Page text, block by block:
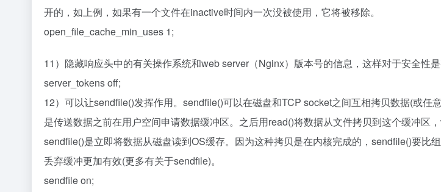
开的，如上例，如果有一个文件在inactive时间内一次没被使用，它将被移除。
open_file_cache_min_uses 1;
11）隐藏响应头中的有关操作系统和web server（Nginx）版本号的信息，这样对于安全性是
server_tokens off;
12）可以让sendfile()发挥作用。sendfile()可以在磁盘和TCP socket之间互相拷贝数据(或任
是传送数据之前在用户空间申请数据缓冲区。之后用read()将数据从文件拷贝到这个缓冲区，
sendfile()是立即将数据从磁盘读到OS缓存。因为这种拷贝是在内核完成的，sendfile()要比
丢弃缓冲更加有效(更多有关于sendfile)。
sendfile on;